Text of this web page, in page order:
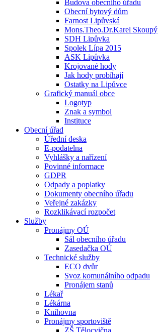
Budova obecního úřadu
Obecní bytový dům
Farnost Lipůvská
Mons.Theo.Dr.Karel Skoupý
SDH Lipůvka
Spolek Lípa 2015
ASK Lipůvka
Krojované hody
Jak hody probíhají
Ostatky na Lipůvce
Grafický manuál obce
Logotyp
Znak a symbol
Instituce
Obecní úřad
Úřední deska
E-podatelna
Vyhlášky a nařízení
Povinné informace
GDPR
Odpady a poplatky
Dokumenty obecního úřadu
Veřejné zakázky
Rozklikávací rozpočet
Služby
Pronájmy OÚ
Sál obecního úřadu
Zasedačka OÚ
Technické služby
ECO dvůr
Svoz komunálního odpadu
Pronájem stanů
Lékař
Lékárna
Knihovna
Pronájmy sportoviště
ZŠ Tělocvična